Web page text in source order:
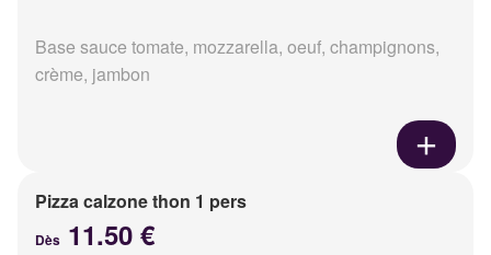
Base sauce tomate, mozzarella, oeuf, champignons,
crème, jambon
Pizza calzone thon 1 pers
Dès 11.50 €